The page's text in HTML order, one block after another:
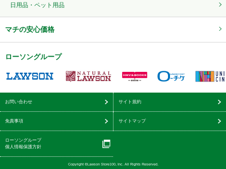
日用品・ペット用品
マチの安心価格
ローソングループ
お問い合わせ サイト規約
免責事項 サイトマップ
ローソングループ
個人情報保護方針
Copyright ©Lawson Store100, Inc. All Rights Reserved.